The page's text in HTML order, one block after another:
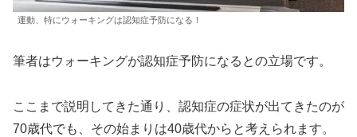
運動、特にウォーキングは認知症予防になる！
筆者はウォーキングが認知症予防になるとの立場です。
ここまで説明してきた通り、認知症の症状が出てきたのが
70歳代でも、その始まりは40歳代からと考えられます。